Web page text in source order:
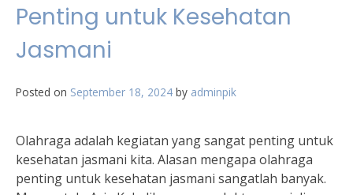
Penting untuk Kesehatan
Jasmani
Posted on September 18, 2024 by adminpik
Olahraga adalah kegiatan yang sangat penting untuk
kesehatan jasmani kita. Alasan mengapa olahraga
penting untuk kesehatan jasmani sangatlah banyak.